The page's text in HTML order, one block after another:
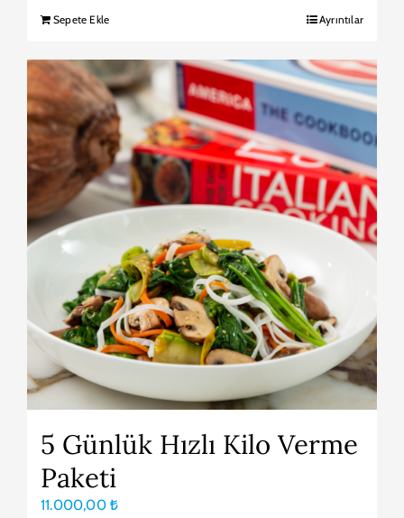
Sepete Ekle Ayrıntılar
5 Günlük Hızlı Kilo Verme
Paketi
11.000,00 ₺